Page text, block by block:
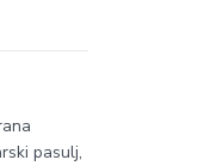
pasulj,